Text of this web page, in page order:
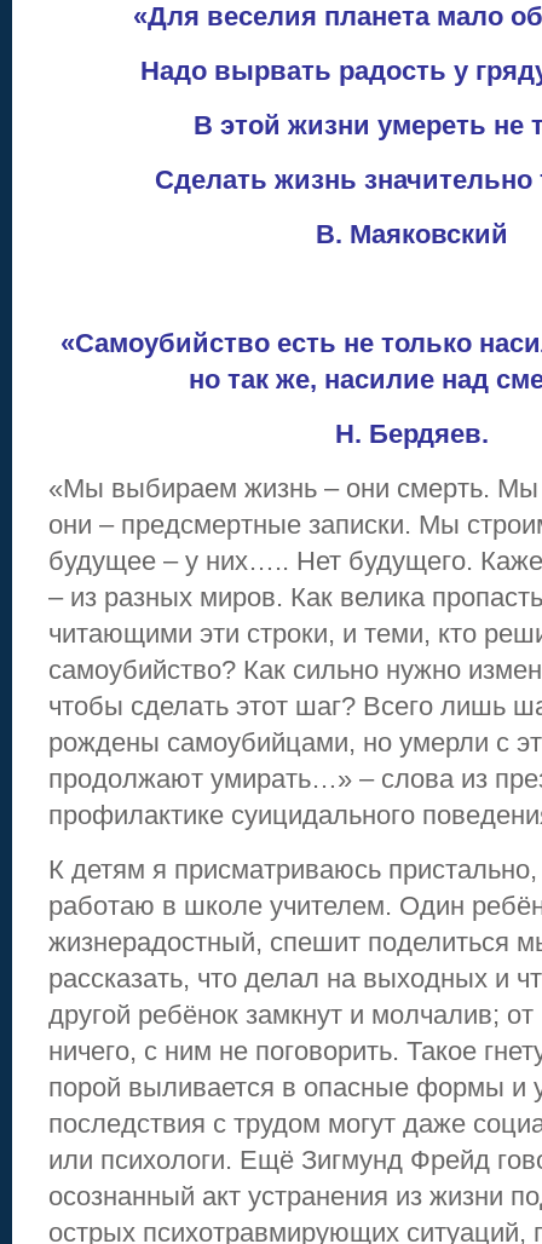
«Для веселия планета мало
Надо вырвать радость у
В этой жизни умереть не
Сделать жизнь значительно
В. Маяковский
«Самоубийство есть не только
но так же, насилие над
Н. Бердяев.
«Мы выбираем жизнь – они смерть.
они – предсмертные записки. Мы
будущее – у них….. Нет будущего.
– из разных миров. Как велика
читающими эти строки, и теми, кто
самоубийство? Как сильно нужно
чтобы сделать этот шаг? Всего лишь
рождены самоубийцами, но умерли с
продолжают умирать…» – слова из
профилактике суицидального
К детям я присматриваюсь пристально,
работаю в школе учителем. Один
жизнерадостный, спешит поделиться
рассказать, что делал на выходных и
другой ребёнок замкнут и молчалив; от
ничего, с ним не поговорить. Такое
порой выливается в опасные формы и
последствия с трудом могут даже
или психологи. Ещё Зигмунд Фрейд
осознанный акт устранения из жизни
острых психотравмирующих ситуаций,